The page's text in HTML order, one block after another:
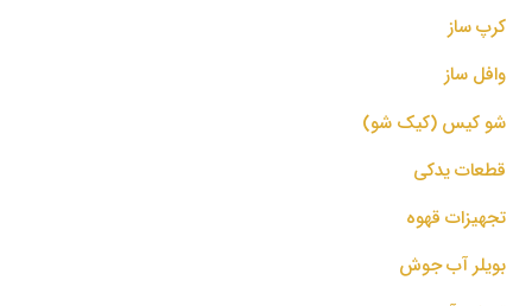
کرپ ساز
وافل ساز
شو کیس (کیک شو)
قطعات یدکی
تجهیزات قهوه
بویلر آب جوش